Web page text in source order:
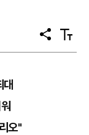
공
유
텍
스
대
오"